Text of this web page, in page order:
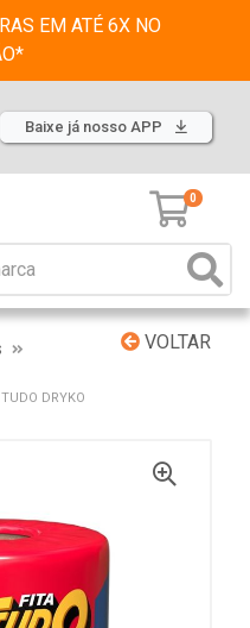
EM ATÉ 6X NO
Baixe já nosso APP
0
VOLTAR
DRYKO